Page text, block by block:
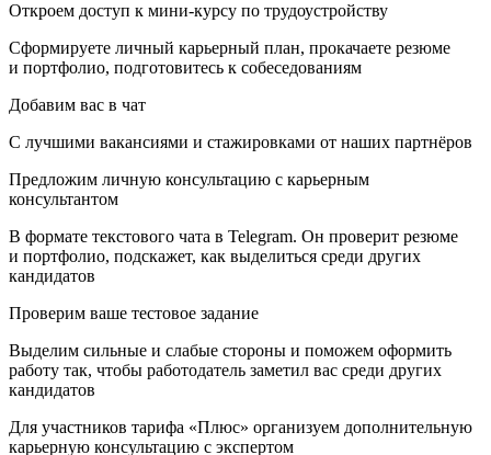
Откроем доступ к мини-курсу по трудоустройству
Сформируете личный карьерный план, прокачаете резюме
и портфолио, подготовитесь к собеседованиям
Добавим вас в чат
С лучшими вакансиями и стажировками от наших партнёров
Предложим личную консультацию с карьерным
консультантом
В формате текстового чата в Telegram. Он проверит резюме
и портфолио, подскажет, как выделиться среди других
кандидатов
Проверим ваше тестовое задание
Выделим сильные и слабые стороны и поможем оформить
работу так, чтобы работодатель заметил вас среди других
кандидатов
Для участников тарифа «‎Плюс‎»‎ организуем дополнительную
карьерную консультацию с экспертом